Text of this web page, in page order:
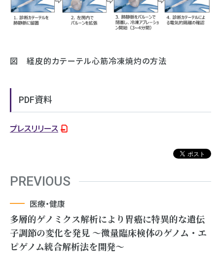
図 経皮的カテーテル心筋冷凍焼灼の方法
PDF資料
プレスリリース
PREVIOUS
医療・健康
多層的ゲノミクス解析により胃癌に特異的な遺伝
子調節の変化を発見 ～微量臨床検体のゲノム・エ
ピゲノム統合解析法を開発～